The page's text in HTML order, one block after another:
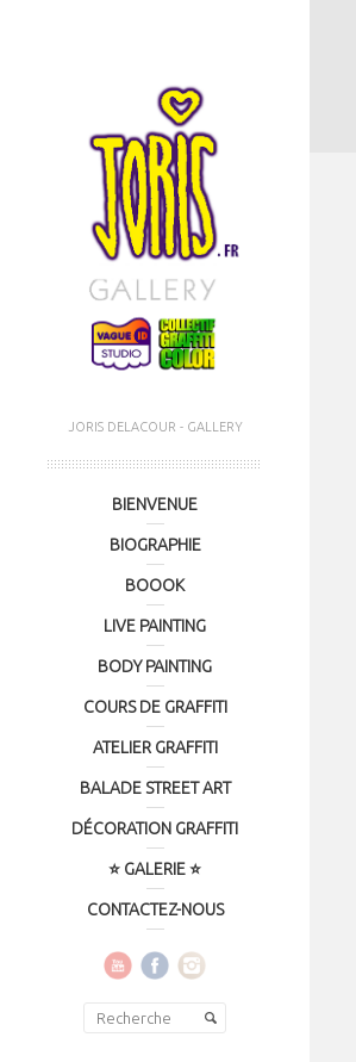
JORIS DELACOUR - GALLERY
Aller au contenu
Aller au contenu
BIENVENUE
BIOGRAPHIE
BOOOK
LIVE PAINTING
BODY PAINTING
COURS DE GRAFFITI
ATELIER GRAFFITI
BALADE STREET ART
DÉCORATION GRAFFITI
⭐ GALERIE ⭐
CONTACTEZ-NOUS